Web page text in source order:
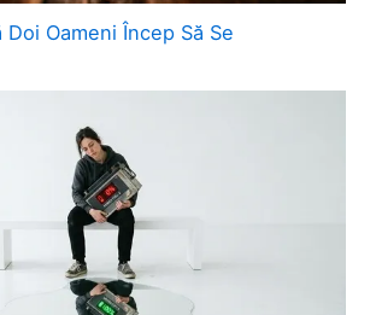
Doi Oameni Încep Să Se